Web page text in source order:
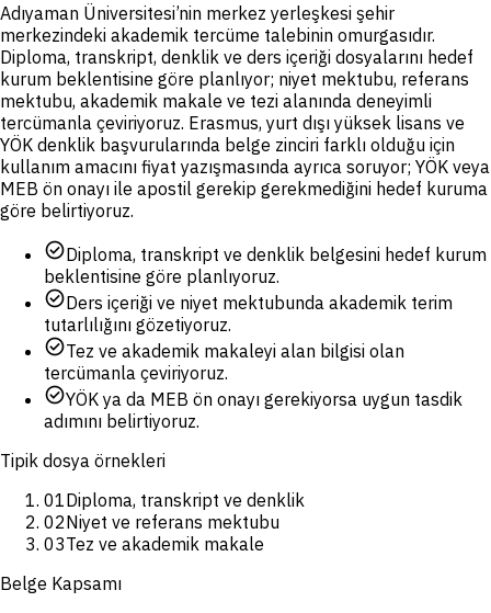
Adıyaman Üniversitesi’nin merkez yerleşkesi şehir
merkezindeki akademik tercüme talebinin omurgasıdır.
Diploma, transkript, denklik ve ders içeriği dosyalarını hedef
kurum beklentisine göre planlıyor; niyet mektubu, referans
mektubu, akademik makale ve tezi alanında deneyimli
tercümanla çeviriyoruz. Erasmus, yurt dışı yüksek lisans ve
YÖK denklik başvurularında belge zinciri farklı olduğu için
kullanım amacını fiyat yazışmasında ayrıca soruyor; YÖK veya
MEB ön onayı ile apostil gerekip gerekmediğini hedef kuruma
göre belirtiyoruz.
check_circleDiploma, transkript ve denklik belgesini hedef kurum
beklentisine göre planlıyoruz.
check_circleDers içeriği ve niyet mektubunda akademik terim
tutarlılığını gözetiyoruz.
check_circleTez ve akademik makaleyi alan bilgisi olan
tercümanla çeviriyoruz.
check_circleYÖK ya da MEB ön onayı gerekiyorsa uygun tasdik
adımını belirtiyoruz.
Tipik dosya örnekleri
01Diploma, transkript ve denklik
02Niyet ve referans mektubu
03Tez ve akademik makale
Belge Kapsamı